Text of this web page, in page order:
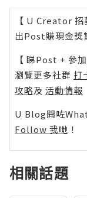
【 U Creator 招
出Post賺現金獎
【 睇Post + 參
瀏覽更多社群 打
攻略及 活動情報
U Blog開咗
Follow 我哋 ！
相關話題